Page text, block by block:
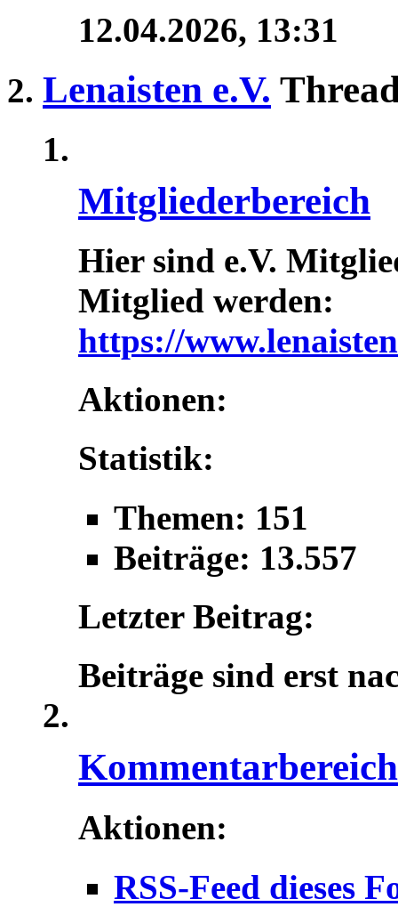
12.04.2026, 13:31
Lenaisten e.V.
Mitgliederbereich
Hier sind e.V.
Mitglied werden:
https://
Aktionen:
Statistik:
Themen: 151
Beiträge: 13.557
Letzter Beitrag:
Beiträge sind erst
Aktionen:
RSS-Feed dieses